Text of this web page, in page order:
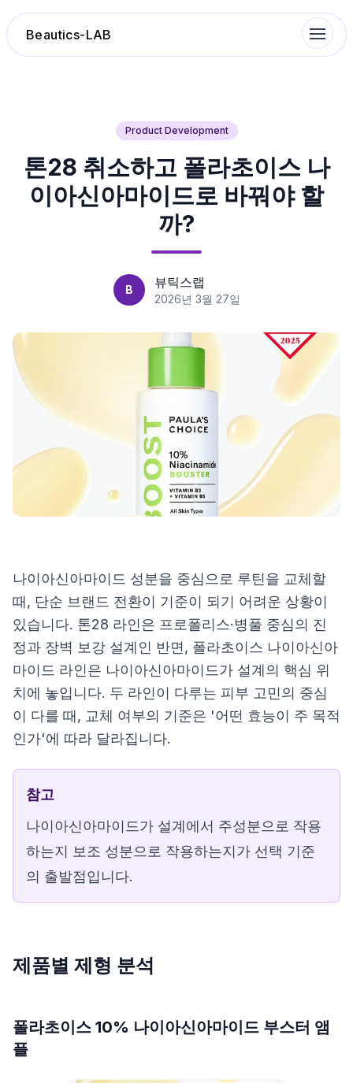
Beautics-LAB
성분분석
나의 스킨케어
Login
Product Development
톤28 취소하고 폴라초이스 나
이아신아마이드로 바꿔야 할
까?
B 뷰틱스랩
2026년 3월 27일
나이아신아마이드 성분을 중심으로 루틴을 교체할
때, 단순 브랜드 전환이 기준이 되기 어려운 상황이
있습니다. 톤28 라인은 프로폴리스·병풀 중심의 진
정과 장벽 보강 설계인 반면, 폴라초이스 나이아신아
마이드 라인은 나이아신아마이드가 설계의 핵심 위
치에 놓입니다. 두 라인이 다루는 피부 고민의 중심
이 다를 때, 교체 여부의 기준은 '어떤 효능이 주 목적
인가'에 따라 달라집니다.
참고
나이아신아마이드가 설계에서 주성분으로 작용
하는지 보조 성분으로 작용하는지가 선택 기준
의 출발점입니다.
제품별 제형 분석
폴라초이스 10% 나이아신아마이드 부스터 앰
플